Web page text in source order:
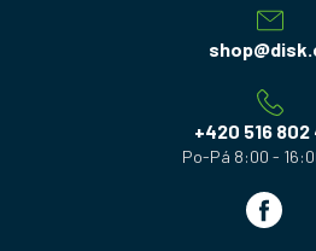
shop@
+420 516 802